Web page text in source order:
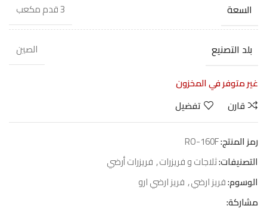
السعة 3 قدم مكعب
بلد التصنيع
الصين
غير متوفر في المخزون
قارن
تفضيل
رمز المنتج:RO-160F
التصنيفات:ثلاجات و فريزرات, فريزرات أرضي
الوسوم:فريز ارضي, فريز ارضي ارو
مشاركة: